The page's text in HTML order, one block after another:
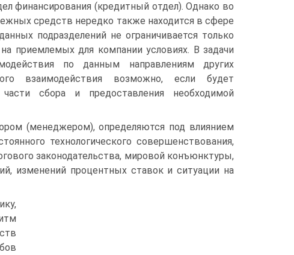
финансирования (кредитный отдел). Однако во
средств нередко также находится в сфере
подразделений не ограничивается только
приемлемых для компании условиях. В задачи
по данным направлениям других
взаимодействия возможно, если будет
сбора и предоставления необходимой
(менеджером), определяются под влиянием
технологического совершенствования,
законодательства, мировой конъюнктуры,
изменений процентных ставок и ситуации на